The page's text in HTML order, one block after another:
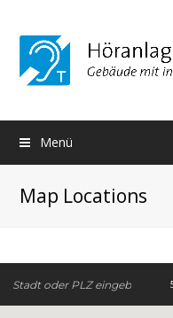
Menü
Map Locations